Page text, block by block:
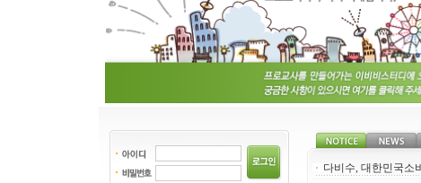
다비수, 대한민국소